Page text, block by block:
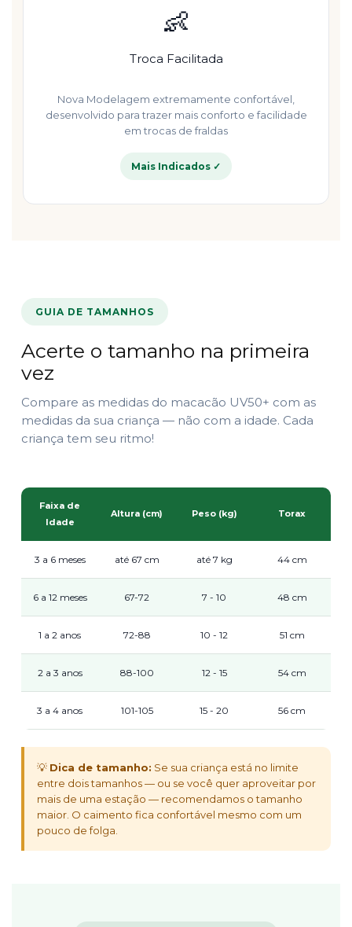
👶
Troca Facilitada
Nova Modelagem extremamente confortável,
desenvolvido para trazer mais conforto e facilidade
em trocas de fraldas
Mais Indicados ✓
GUIA DE TAMANHOS
Acerte o tamanho na primeira
vez
Compare as medidas do macacão UV50+ com as
medidas da sua criança — não com a idade. Cada
criança tem seu ritmo!
Faixa de
Idade
Altura (cm) Peso (kg) Torax
3 a 6 meses até 67 cm até 7 kg 44 cm
6 a 12 meses 67-72 7 - 10 48 cm
1 a 2 anos 72-88 10 - 12 51 cm
2 a 3 anos 88-100 12 - 15 54 cm
3 a 4 anos 101-105 15 - 20 56 cm
💡 Dica de tamanho: Se sua criança está no limite
entre dois tamanhos — ou se você quer aproveitar por
mais de uma estação — recomendamos o tamanho
maior. O caimento fica confortável mesmo com um
pouco de folga.